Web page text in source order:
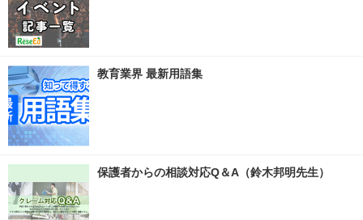
教育業界 最新用語集
保護者からの相談対応Q＆A（鈴木邦明先生）